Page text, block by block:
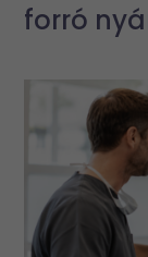
forró